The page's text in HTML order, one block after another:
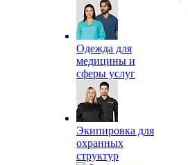
Одежда для
медицины и
сферы услуг
Экипировка для
охранных
структур